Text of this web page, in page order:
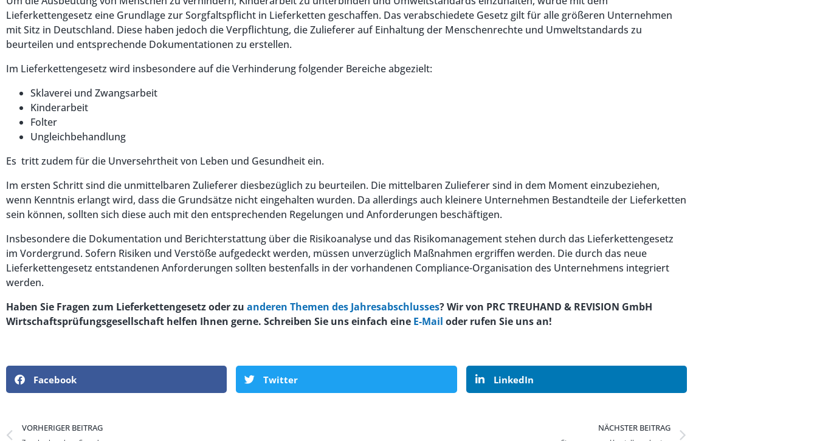
Lieferkettengesetz eine Grundlage zur Sorgfaltspflicht in Lieferketten geschaffen. Das verabschiedete Gesetz gilt für alle größeren Unternehmen
mit Sitz in Deutschland. Diese haben jedoch die Verpflichtung, die Zulieferer auf Einhaltung der Menschenrechte und Umweltstandards zu
beurteilen und entsprechende Dokumentationen zu erstellen.
Im Lieferkettengesetz wird insbesondere auf die Verhinderung folgender Bereiche abgezielt:
Sklaverei und Zwangsarbeit
Kinderarbeit
Folter
Ungleichbehandlung
Es tritt zudem für die Unversehrtheit von Leben und Gesundheit ein.
Im ersten Schritt sind die unmittelbaren Zulieferer diesbezüglich zu beurteilen. Die mittelbaren Zulieferer sind in dem Moment einzubeziehen,
wenn Kenntnis erlangt wird, dass die Grundsätze nicht eingehalten wurden. Da allerdings auch kleinere Unternehmen Bestandteile der Lieferketten
sein können, sollten sich diese auch mit den entsprechenden Regelungen und Anforderungen beschäftigen.
Insbesondere die Dokumentation und Berichterstattung über die Risikoanalyse und das Risikomanagement stehen durch das Lieferkettengesetz
im Vordergrund. Sofern Risiken und Verstöße aufgedeckt werden, müssen unverzüglich Maßnahmen ergriffen werden. Die durch das neue
Lieferkettengesetz entstandenen Anforderungen sollten bestenfalls in der vorhandenen Compliance-Organisation des Unternehmens integriert
werden.
Haben Sie Fragen zum Lieferkettengesetz oder zu anderen Themen des Jahresabschlusses? Wir von PRC TREUHAND & REVISION GmbH
Wirtschaftsprüfungsgesellschaft helfen Ihnen gerne. Schreiben Sie uns einfach eine E-Mail oder rufen Sie uns an!
Facebook Twitter LinkedIn
VORHERIGER BEITRAG NÄCHSTER BEITRAG